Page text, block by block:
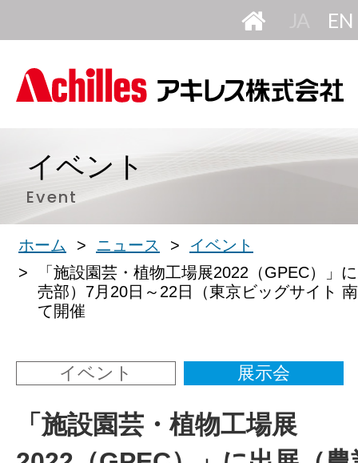
本
語
イベント
Event
ホーム ニュース
イベント
「施設園芸・植物工場展2022（GPEC）」
売部）7月20日～22日（東京ビッグサイト
て開催
「施設園芸・植物工場展
イベント 展示会